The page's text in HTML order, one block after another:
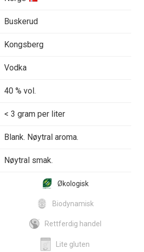
Buskerud
Kongsberg
Vodka
40 % vol.
< 3 gram per liter
Blank. Nøytral aroma.
Nøytral smak.
Økologisk
Biodynamisk
Rettferdig handel
Lite gluten